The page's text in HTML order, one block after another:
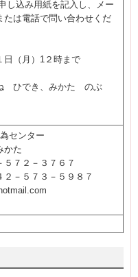
し込み用紙を記入し、メー
たは電話で問い合わせくだ
日（月）1２時まで
ひでき、みかた のぶ
センター
かた
７２－３７６７
－５７３－５９８７